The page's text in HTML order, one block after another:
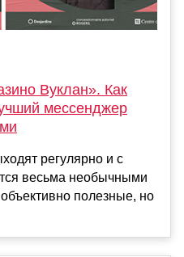
Вуклан». Как
мессенджер
регулярно и с
весьма необычными
полезные, но